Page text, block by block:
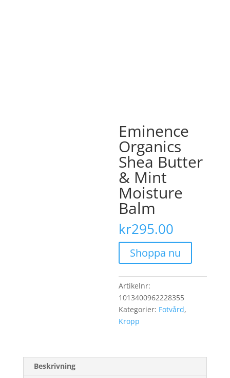
Eminence
Organics
Shea Butter
& Mint
Moisture
Balm
kr295.00
Shoppa nu
Artikelnr:
1013400962228355
Kategorier: Fotvård,
Kropp
Beskrivning